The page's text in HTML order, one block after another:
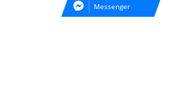
Messenger